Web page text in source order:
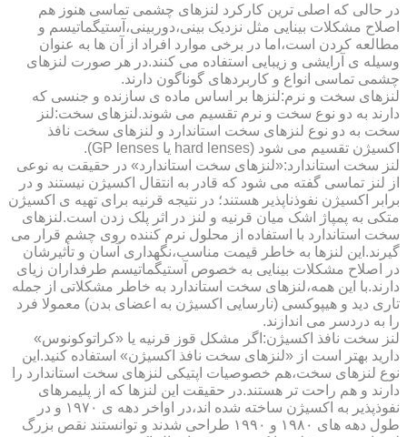
در حالی که اصلی ترین کارکرد لنزهای چشمی تماسی هنوز هم
اصلاح مشکلات بینایی مثل نزدیک بینی،دوربینی،آستیگماتیسم و
مطالعه کردن است،اما در برخی موارد افراد از آن ها به عنوان
وسیله ی آرایشی و زیبایی استفاده می کنند.در هر صورت لنزهای
چشمی تماسی انواع و کاربردهای گوناگون دارند.
لنزهای سخت و نرم:لنزها بر اساس ماده ی سازنده و جنسی که
دارند به دو نوع سخت و نرم تقسیم می شوند.لنزهای سخت:لنز
سخت به دو نوع لنزهای سخت استاندارد و لنزهای سخت نافذ
اکسیژن تقسیم می شود (hard lenses یا GP lenses).
لنز سخت استاندارد:«لنزهای سخت استاندارد» در حقیقت به نوعی
از لنز تماسی گفته می شود که قادر به انتقال اکسیژن نیستند و در
برابر اکسیژن نفوذناپذیر هستند؛ در نتیجه قرنیه برای تهیه ی اکسیژن
متکی به پمپاژ اشک میان قرنیه و لنز در اثر پلک زدن است.لنزهای
سخت استاندارد با استفاده از محلول نرم کننده روی چشم قرار می
گیرند.این لنزها به خاطر قیمت مناسب،نگهداری آسان و تأثیرشان
در اصلاح مشکلات بینایی به خصوص آستیگماتیسم طرفداران زیای
دارند.با این همه،لنزهای سخت استاندارد به خاطر مشکلاتی از جمله
تاری دید و هیپوکسی (نارسایی اکسیژن به اعضای بدن) معمولا فرد
را به دردسر می اندازند.
لنز سخت نافذ اکسیژن:اگر مشکل قوز قرنیه یا «کراتوکونوس»
دارید بهتر است از «لنزهای سخت نافذ اکسیژن» استفاده کنید.این
نوع لنزهای سخت،هم خصوصیات اپتیکی لنزهای سخت استاندارد را
دارند و هم راحت تر هستند.در حقیقت این لنزها که از پلیمرهای
نفوذپذیر به اکسیژن ساخته شده اند،در اواخر دهه ی ۱۹۷۰ و در
طول دهه های ۱۹۸۰ و ۱۹۹۰ طراحی شدند و توانستند نقص بزرگ